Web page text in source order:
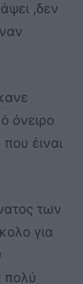
,δεν
όνειρο
έιναι
των
για
πολύ